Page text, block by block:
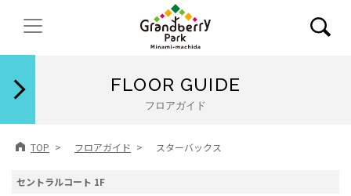
FLOOR GUIDE
フロアガイド
TOP フロアガイド スターバックス
セントラルコート 1F
閉じる